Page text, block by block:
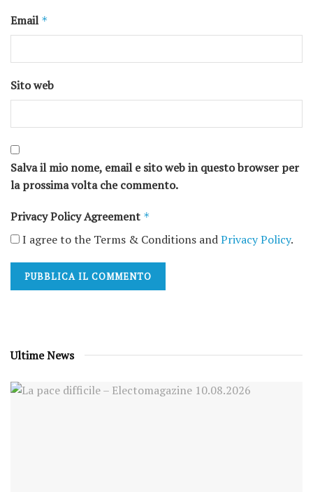
Email *
Sito web
Salva il mio nome, email e sito web in questo browser per
la prossima volta che commento.
Privacy Policy Agreement *
I agree to the Terms & Conditions andPrivacy Policy.
Ultime News